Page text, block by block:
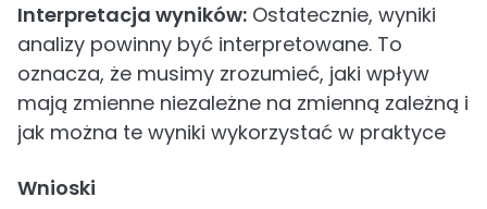
Interpretacja wyników: Ostatecznie, wyniki
analizy powinny być interpretowane. To
oznacza, że musimy zrozumieć, jaki wpływ
mają zmienne niezależne na zmienną zależną i
jak można te wyniki wykorzystać w praktyce
Wnioski